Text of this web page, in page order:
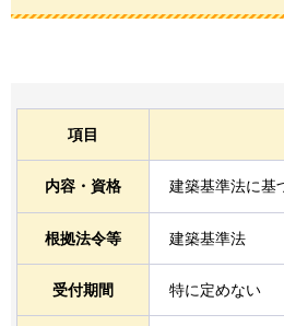
項目
内容・資格 建築基準法に基
根拠法令等 建築基準法
受付期間 特に定めない